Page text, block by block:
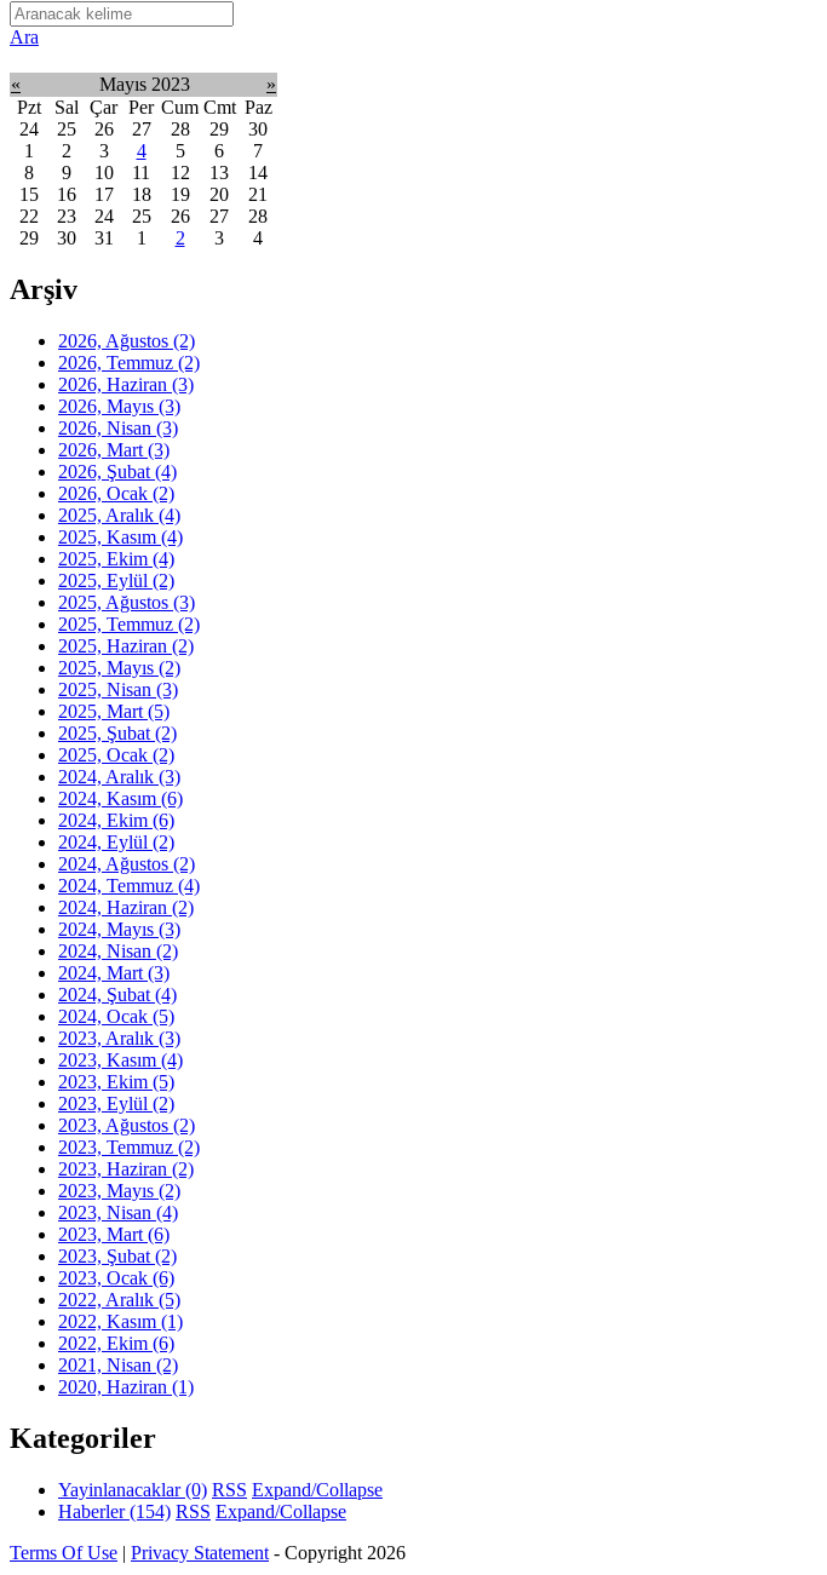
Ara
« Mayıs 2023
»
Pzt
Sal Çar Per Cum Cmt Paz
24
25 26 27 28 29
30
1
2 3 4 5 6
7
8
9 10 11 12 13
14
15
16 17 18 19 20
21
22
23 24 25 26 27
28
29
30 31 1 2 3 4
Arşiv
2026, Ağustos (2)
2026, Temmuz (2)
2026, Haziran (3)
2026, Mayıs (3)
2026, Nisan (3)
2026, Mart (3)
2026, Şubat (4)
2026, Ocak (2)
2025, Aralık (4)
2025, Kasım (4)
2025, Ekim (4)
2025, Eylül (2)
2025, Ağustos (3)
2025, Temmuz (2)
2025, Haziran (2)
2025, Mayıs (2)
2025, Nisan (3)
2025, Mart (5)
2025, Şubat (2)
2025, Ocak (2)
2024, Aralık (3)
2024, Kasım (6)
2024, Ekim (6)
2024, Eylül (2)
2024, Ağustos (2)
2024, Temmuz (4)
2024, Haziran (2)
2024, Mayıs (3)
2024, Nisan (2)
2024, Mart (3)
2024, Şubat (4)
2024, Ocak (5)
2023, Aralık (3)
2023, Kasım (4)
2023, Ekim (5)
2023, Eylül (2)
2023, Ağustos (2)
2023, Temmuz (2)
2023, Haziran (2)
2023, Mayıs (2)
2023, Nisan (4)
2023, Mart (6)
2023, Şubat (2)
2023, Ocak (6)
2022, Aralık (5)
2022, Kasım (1)
2022, Ekim (6)
2021, Nisan (2)
2020, Haziran (1)
Kategoriler
Yayinlanacaklar(0) RSS Expand/Collapse
Haberler(154) RSS Expand/Collapse
Terms Of Use | Privacy Statement - Copyright 2026